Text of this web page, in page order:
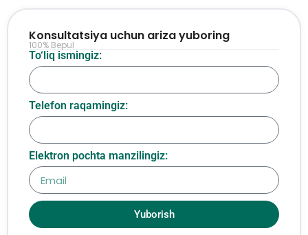
To‘liq ismingiz:
Telefon raqamingiz:
Elektron pochta manzilingiz:
Yuborish
Konsultatsiya uchun ariza yuboring
100% Bepul